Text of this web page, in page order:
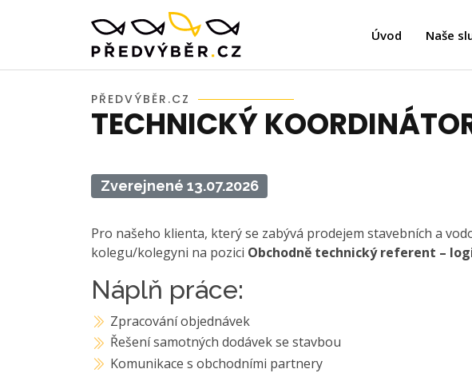
Úvod Naše
PŘEDVÝBĚR.CZ
TECHNICKÝ
Zverejnené 13.07.2026
Pro našeho klienta, který se zabývá prodejem stavebních a
kolegu/kolegyni na pozici Obchodně technický referent –
Náplň práce:
Zpracování objednávek
Řešení samotných dodávek se stavbou
Komunikace s obchodními partnery